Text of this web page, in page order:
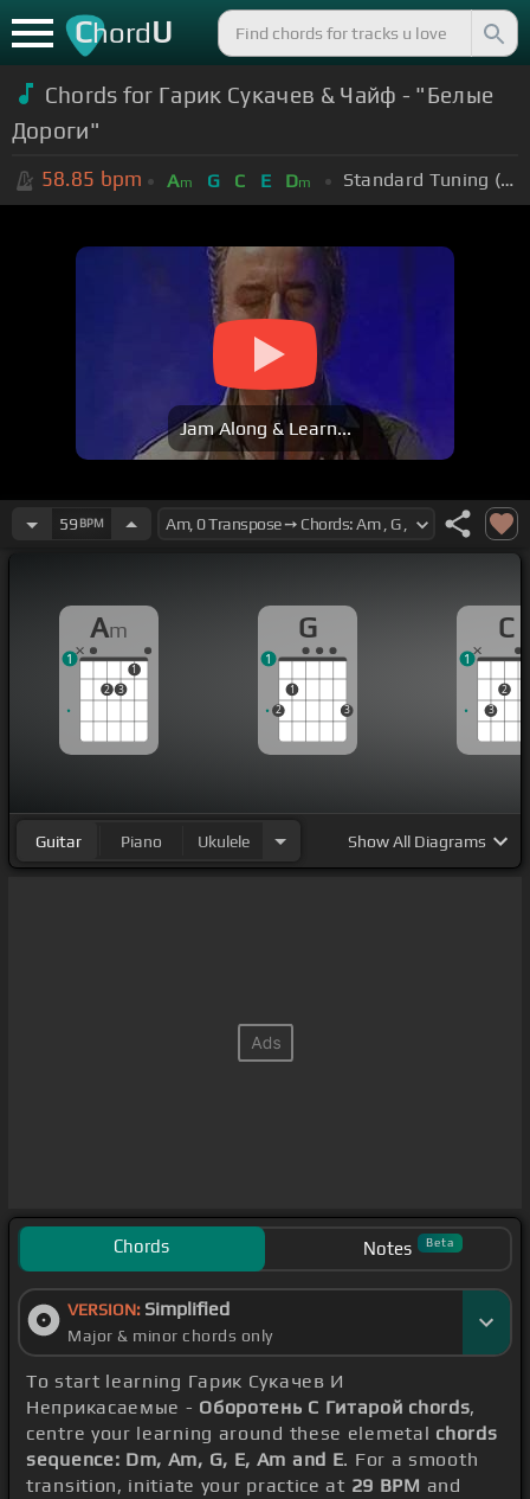
ChordU
Chords for Гарик Сукачев & Чайф - "Белые
Дороги"
58.85 bpm Am G C E Dm Standard Tuning (EADGBE)
Jam Along & Learn...
59 BPM
Am
2 3
1
1
G
2
1
3
1
C
3
2
1
Guitar Piano Ukulele ShowAll Diagrams
Chords Notes Beta
VERSION: Simplified
Major & minor chords only
To start learning Гарик Сукачев И
Неприкасаемые - Оборотень С Гитарой chords,
centre your learning around these elemetal chords
sequence: Dm, Am, G, E, Am and E. For a smooth
transition, initiate your practice at 29 BPM and